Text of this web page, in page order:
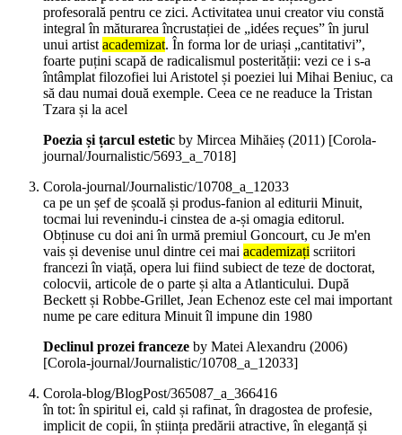
profesorală pentru ce zici. Activitatea unui creator viu constă
integral în măturarea încrustației de „idées reçues” în jurul
unui artistacademizat. În forma lor de uriași „cantitativi”,
foarte puțini scapă de radicalismul posterității: vezi ce i s-a
întâmplat filozofiei lui Aristotel și poeziei lui Mihai Beniuc, ca
să dau numai două exemple. Ceea ce ne readuce la Tristan
Tzara și la acel
Poezia și țarcul estetic by Mircea Mihăieș (2011) [Corola-
journal/Journalistic/5693_a_7018]
Corola-journal/Journalistic/10708_a_12033
ca pe un șef de școală și produs-fanion al editurii Minuit,
tocmai lui revenindu-i cinstea de a-și omagia editorul.
Obținuse cu doi ani în urmă premiul Goncourt, cu Je m'en
vais și devenise unul dintre cei mai academizați scriitori
francezi în viață, opera lui fiind subiect de teze de doctorat,
colocvii, articole de o parte și alta a Atlanticului. După
Beckett și Robbe-Grillet, Jean Echenoz este cel mai important
nume pe care editura Minuit îl impune din 1980
Declinul prozei franceze by Matei Alexandru (2006)
[Corola-journal/Journalistic/10708_a_12033]
Corola-blog/BlogPost/365087_a_366416
în tot: în spiritul ei, cald și rafinat, în dragostea de profesie,
implicit de copii, în știința predării atractive, în eleganță și